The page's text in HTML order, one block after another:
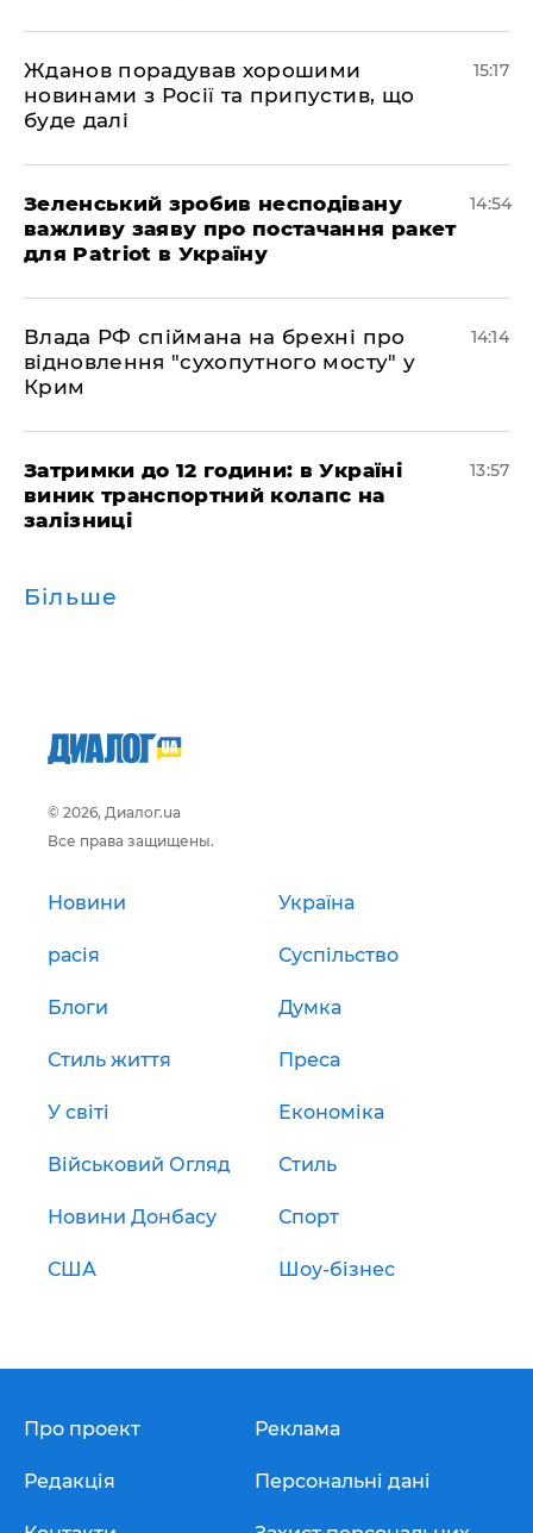
Жданов порадував хорошими
новинами з Росії та припустив, що
буде далі
15:17
Зеленський зробив несподівану
важливу заяву про постачання ракет
для Patriot в Україну
14:54
Влада РФ спіймана на брехні про
відновлення "сухопутного мосту" у
Крим
14:14
Затримки до 12 години: в Україні
виник транспортний колапс на
залізниці
13:57
Більше
© 2026, Диалог.ua
Все права защищены.
Новини Україна
расія Суспільство
Блоги Думка
Стиль життя Преса
У світі Економіка
Військовий Огляд Стиль
Новини Донбасу Спорт
США Шоу-бізнес
Про проект
Редакція
Реклама
Персональні дані